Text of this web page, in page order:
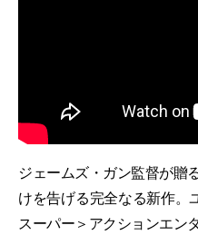
ジェームズ・ガン監督が贈
けを告げる完全なる新作。
スーパー＞アクションエン